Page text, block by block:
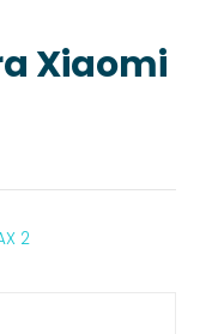
Xiaomi
2